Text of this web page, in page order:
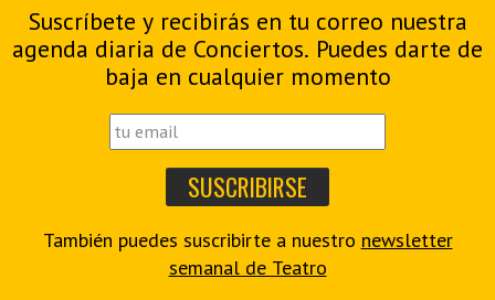
Suscríbete y recibirás en tu correo nuestra
agenda diaria de Conciertos. Puedes darte de
baja en cualquier momento
También puedes suscribirte a nuestro newsletter
semanal de Teatro